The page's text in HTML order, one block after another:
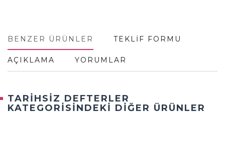
BENZER ÜRÜNLER TEKLİF FORMU
AÇIKLAMA YORUMLAR
TARİHSİZ DEFTERLER
KATEGORİSİNDEKİ DİĞER ÜRÜNLER